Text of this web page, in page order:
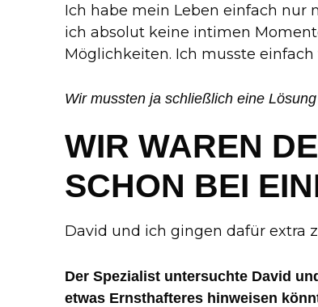
Ich habe mein Leben einfach nur
ich absolut keine intimen
Möglichkeiten. Ich musste
Wir mussten ja schließlich eine
WIR WAREN
SCHON BEI
David und ich gingen dafür extra
Der Spezialist untersuchte David
etwas Ernsthafteres hinweisen